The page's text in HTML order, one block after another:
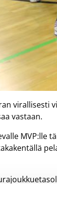
virallisesti
vastaan.
MVP:lle